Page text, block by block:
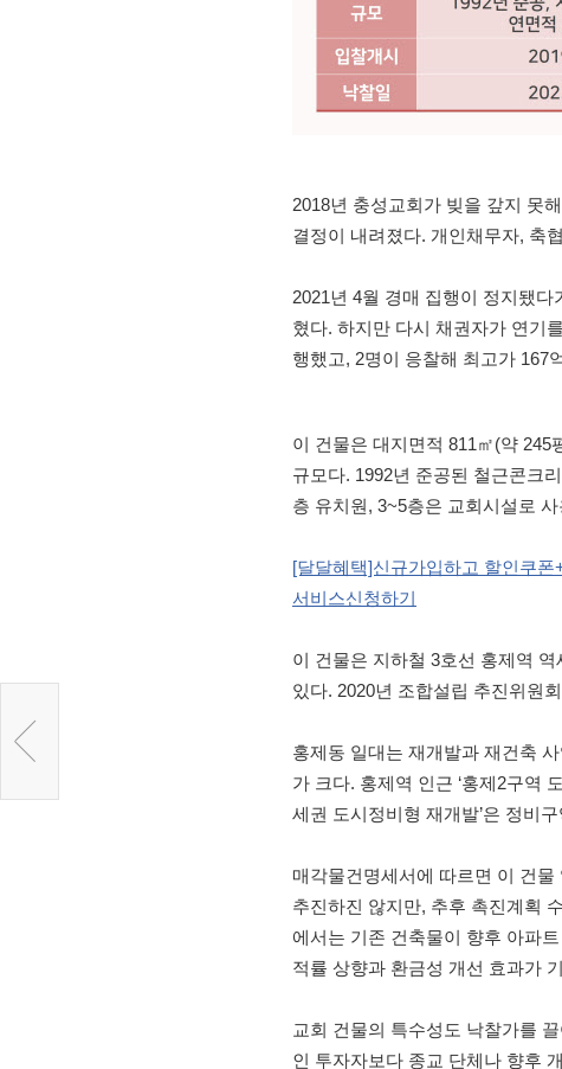
2018년 충성교회가 빚을 갚지 못
결정이 내려졌다. 개인채무자, 축
2021년 4월 경매 집행이 정지됐
혔다. 하지만 다시 채권자가 연기
행했고, 2명이 응찰해 최고가 167
이 건물은 대지면적 811㎡(약 245
규모다. 1992년 준공된 철근콘크
층 유치원, 3~5층은 교회시설로
[달달혜택]신규가입하고 할인쿠
서비스신청하기
이 건물은 지하철 3호선 홍제역 역
있다. 2020년 조합설립 추진위원
홍제동 일대는 재개발과 재건축
가 크다. 홍제역 인근 ‘홍제2구역
세권 도시정비형 재개발’은 정비
매각물건명세서에 따르면 이 건
추진하진 않지만, 추후 촉진계획
에서는 기존 건축물이 향후 아파
적률 상향과 환금성 개선 효과가
교회 건물의 특수성도 낙찰가를
인 투자자보다 종교 단체나 향후